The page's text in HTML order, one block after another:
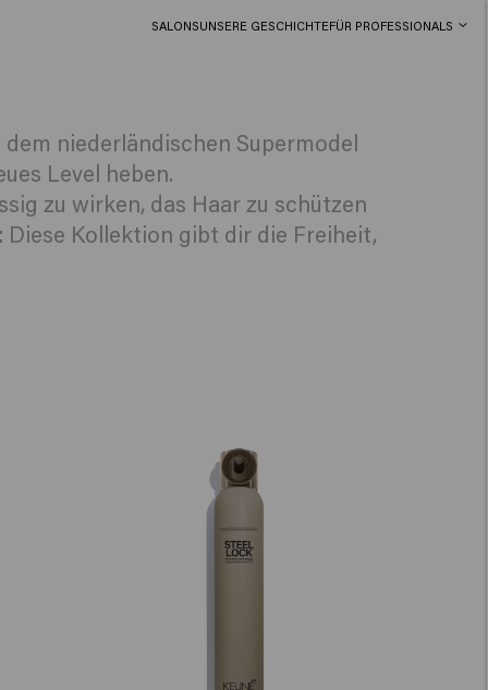
SALONSUNSERE GESCHICHTEFÜR PROFESSIONALS
niederländischen Supermodel
Level heben.
zu wirken, das Haar zu schützen
Diese Kollektion gibt dir die Freiheit,